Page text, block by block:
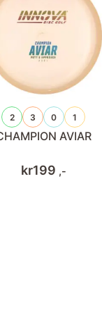
2 3 0 1
AVIAR
kr199 ,-